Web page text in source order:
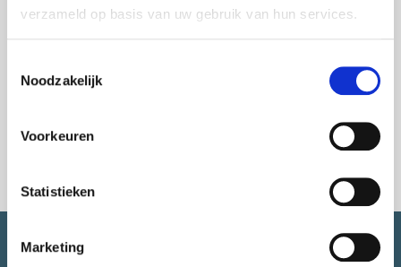
verzameld op basis van uw gebruik van hun services.
Noodzakelijk
Voorkeuren
Statistieken
Marketing
benieuwd welke ondersteuning er beschikbaar is? Kom
SNEL NAAR.